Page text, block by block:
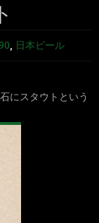
, 日本ビール
にスタウトという